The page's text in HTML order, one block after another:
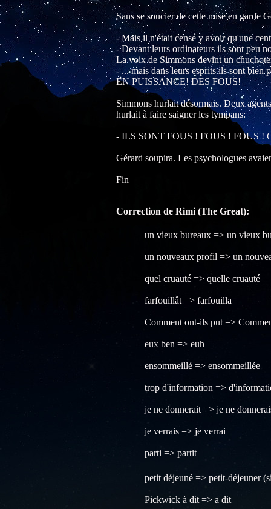
Sans se soucier de cette mise en garde
- Mais il n'était censé y avoir qu'une
- Devant leurs ordinateurs ils sont peu
La voix de Simmons devint un
- ... mais dans leurs esprits ils sont
EN PUISSANCE! DES FOUS!
Simmons hurlait désormais. Deux
hurlait à faire saigner les tympans:
- ILS SONT FOUS ! FOUS ! FOUS
Gérard soupira. Les psychologues
Fin
Correction de Rimi (The Great):
un vieux bureaux => un vieux
un nouveaux profil => un
quel cruauté => quelle cruauté
farfouillât => farfouilla
Comment ont-ils put =>
eux ben => euh
ensommeillé => ensommeillée
trop d'information =>
je ne donnerait => je ne
je verrais => je verrai
parti => partit
petit déjeuné => petit-déjeuner
Pickwick à dit => a dit